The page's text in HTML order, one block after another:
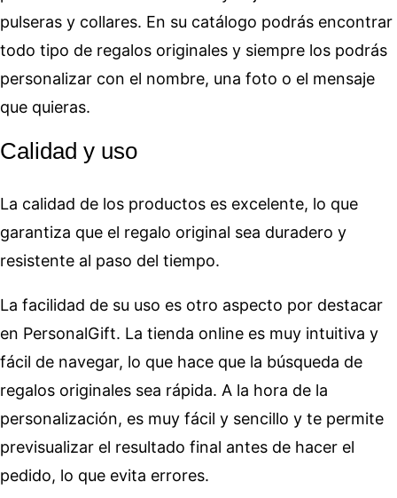
pulseras y collares. En su catálogo podrás encontrar
todo tipo de regalos originales y siempre los podrás
personalizar con el nombre, una foto o el mensaje
que quieras.
Calidad y uso
La calidad de los productos es excelente, lo que
garantiza que el regalo original sea duradero y
resistente al paso del tiempo.
La facilidad de su uso es otro aspecto por destacar
en PersonalGift. La tienda online es muy intuitiva y
fácil de navegar, lo que hace que la búsqueda de
regalos originales sea rápida. A la hora de la
personalización, es muy fácil y sencillo y te permite
previsualizar el resultado final antes de hacer el
pedido, lo que evita errores.